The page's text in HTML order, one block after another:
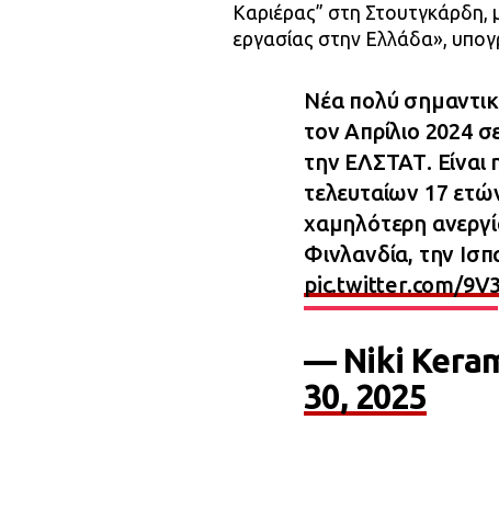
Καριέρας” στη
εργασίας στην Ελλάδα»,
Νέα πολύ
τον Απρίλιο 2024
την ΕΛΣΤΑΤ. Είναι
τελευταίων 17
χαμηλότερη
Φινλανδία, την
pic.twitter.com/
— Niki
30, 2025